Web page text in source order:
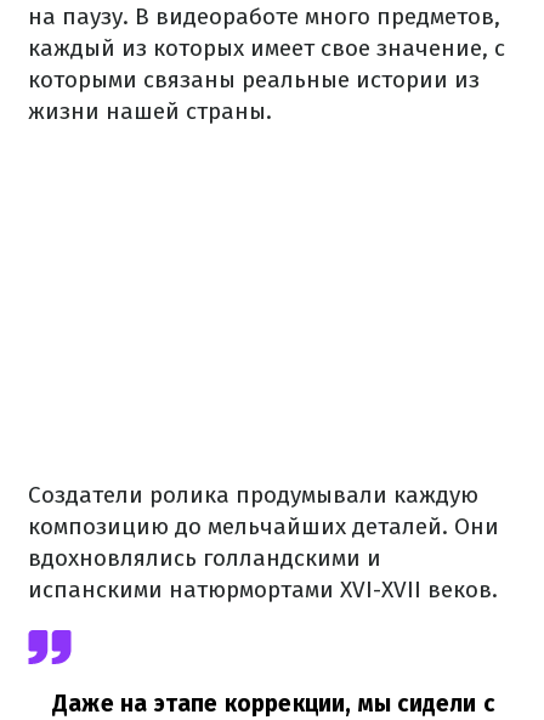
на паузу. В видеоработе много предметов,
каждый из которых имеет свое значение, с
которыми связаны реальные истории из
жизни нашей страны.
Создатели ролика продумывали каждую
композицию до мельчайших деталей. Они
вдохновлялись голландскими и
испанскими натюрмортами XVI-XVII веков.
Даже на этапе коррекции, мы сидели с